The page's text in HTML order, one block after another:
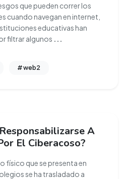
que pueden correr los
cuando navegan en internet,
educativas han
filtrar algunos ...
#web2
A
El Ciberacoso?
físico que se presenta en
se ha trasladado a